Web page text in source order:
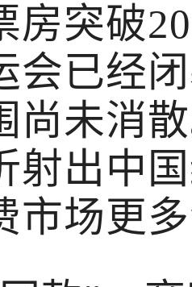
房突破
会已经
尚未消
射出中
市场更